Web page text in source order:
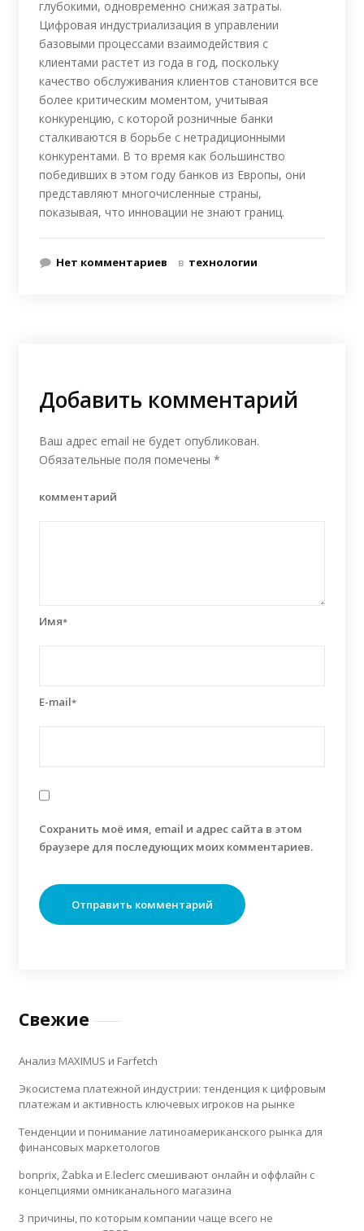
глубокими, одновременно снижая затраты.
Цифровая индустриализация в управлении
базовыми процессами взаимодействия с
клиентами растет из года в год, поскольку
качество обслуживания клиентов становится все
более критическим моментом, учитывая
конкуренцию, с которой розничные банки
сталкиваются в борьбе с нетрадиционными
конкурентами. В то время как большинство
победивших в этом году банков из Европы, они
представляют многочисленные страны,
показывая, что инновации не знают границ.
Нет комментариев в технологии
Добавить комментарий
Ваш адрес email не будет опубликован.
Обязательные поля помечены *
комментарий
Имя*
E-mail*
Сохранить моё имя, email и адрес сайта в этом
браузере для последующих моих комментариев.
Свежие
Анализ MAXIMUS и Farfetch
Экосистема платежной индустрии: тенденция к цифровым
платежам и активность ключевых игроков на рынке
Тенденции и понимание латиноамериканского рынка для
финансовых маркетологов
bonprix, Żabka и E.leclerc смешивают онлайн и оффлайн с
концепциями омниканального магазина
3 причины, по которым компании чаще всего не